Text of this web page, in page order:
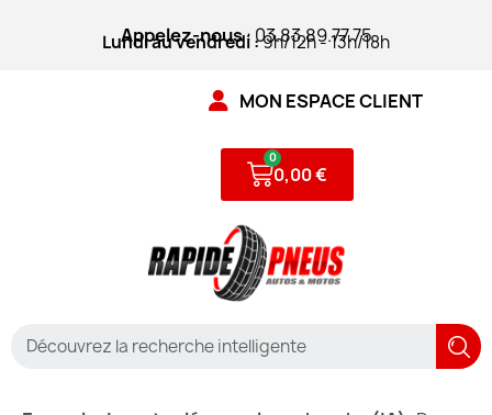
Appelez-nous: 03.83.89.77.75
Lundi au vendredi :9h/12h - 13h/18h
MON ESPACE CLIENT
0,00 €